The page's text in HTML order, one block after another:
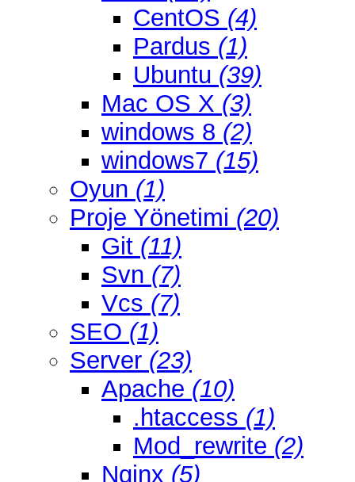
CentOS (4)
Pardus (1)
Ubuntu (39)
Mac OS X (3)
windows 8 (2)
windows7 (15)
Oyun (1)
Proje Yönetimi (20)
Git (11)
Svn (7)
Vcs (7)
SEO (1)
Server (23)
Apache (10)
.htaccess (1)
Mod_rewrite (2)
Nginx (5)